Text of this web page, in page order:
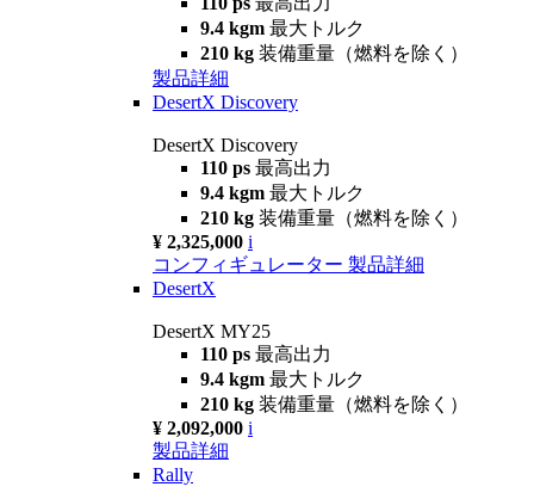
9.4 kgm 最大トルク
210 kg 装備重量（燃料を除く）
製品詳細
DesertX Discovery
DesertX Discovery
110 ps 最高出力
9.4 kgm 最大トルク
210 kg 装備重量（燃料を除く）
¥ 2,325,000 i
コンフィギュレーター 製品詳細
DesertX
DesertX MY25
110 ps 最高出力
9.4 kgm 最大トルク
210 kg 装備重量（燃料を除く）
¥ 2,092,000 i
製品詳細
Rally